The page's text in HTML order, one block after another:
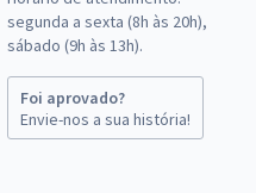
segunda a sexta (8h às 20h),
sábado (9h às 13h).
Foi aprovado?
Envie-nos a sua história!